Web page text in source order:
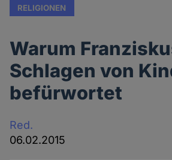
RELIGIONEN
Warum
Schlagen von
befürwortet
Red.
06.02.2015